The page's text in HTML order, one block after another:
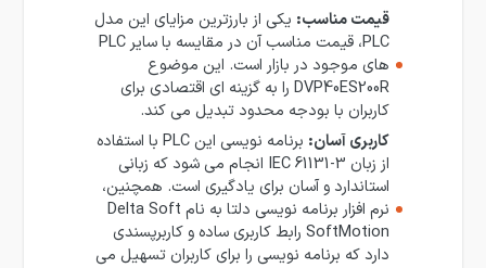
قیمت مناسب: یکی از بارزترین مزایای این مدل
PLC، قیمت مناسب آن در مقایسه با سایر PLC
های موجود در بازار است. این موضوع
DVP40ES200R را به گزینه ای اقتصادی برای
کاربران با بودجه محدود تبدیل می کند.
کاربری آسان:
برنامه نویسی این PLC با استفاده
از زبان IEC 61131-3 انجام می شود که زبانی
استاندارد و آسان برای یادگیری است. همچنین،
نرم افزار برنامه نویسی دلتا به نام Delta Soft
SoftMotion رابط کاربری ساده و کاربرپسندی
دارد که برنامه نویسی را برای کاربران تسهیل می